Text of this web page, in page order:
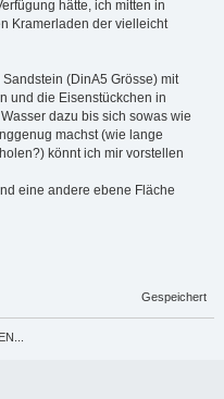
hätte, ich mitten in
Kramerladen der vielleicht
(DinA5 Grösse) mit
und die Eisenstückchen in
dazu bis sich sowas wie
machst (wie lange
könnt ich mir vorstellen
eine andere ebene Fläche
Gespeichert